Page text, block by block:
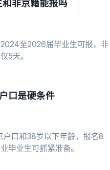
非京籍能报吗
至2026届毕业生可报，非
5天。
口是硬条件
口和38岁以下年龄，报名8
毕业生可抓紧准备。